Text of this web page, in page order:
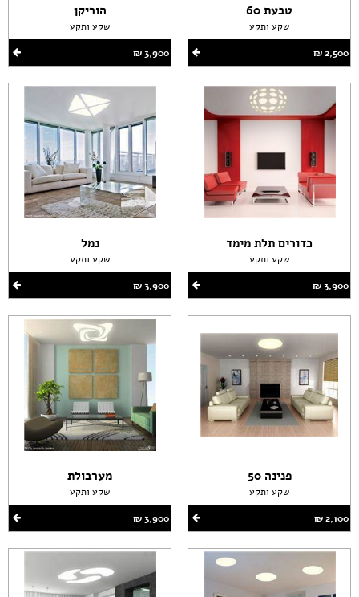
טבעת 60
שקע ותקע
2,500 ‏₪
כדורים תלת מימד
שקע ותקע
3,900 ‏₪
פנינה 50
שקע ותקע
2,100 ‏₪
הוריקן
שקע ותקע
3,900 ‏₪
נמל
שקע ותקע
3,900 ‏₪
מערבולת
שקע ותקע
3,900 ‏₪